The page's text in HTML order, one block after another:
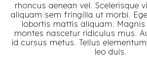
rhoncus aenean vel. Scelerisque
aliquam sem fringilla ut morbi.
lobortis mattis aliquam.
montes nascetur ridiculus mus.
id cursus metus. Tellus
leo duis.